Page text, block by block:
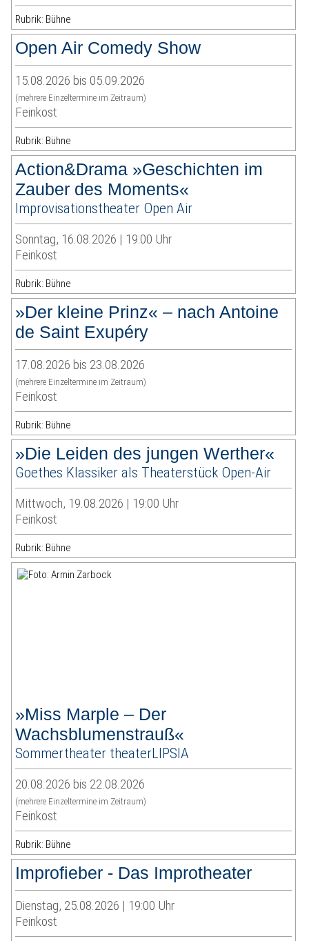
Rubrik: Bühne
Open Air Comedy Show
15.08.2026 bis 05.09.2026
(mehrere Einzeltermine im Zeitraum)
Feinkost
Rubrik: Bühne
Action&Drama »Geschichten im
Zauber des Moments«
Improvisationstheater Open Air
Sonntag, 16.08.2026 | 19:00 Uhr
Feinkost
Rubrik: Bühne
»Der kleine Prinz« – nach Antoine
de Saint Exupéry
17.08.2026 bis 23.08.2026
(mehrere Einzeltermine im Zeitraum)
Feinkost
Rubrik: Bühne
»Die Leiden des jungen Werther«
Goethes Klassiker als Theaterstück Open-Air
Mittwoch, 19.08.2026 | 19:00 Uhr
Feinkost
Rubrik: Bühne
»Miss Marple – Der
Wachsblumenstrauß«
Sommertheater theaterLIPSIA
20.08.2026 bis 22.08.2026
(mehrere Einzeltermine im Zeitraum)
Feinkost
Rubrik: Bühne
Improfieber - Das Improtheater
Dienstag, 25.08.2026 | 19:00 Uhr
Feinkost